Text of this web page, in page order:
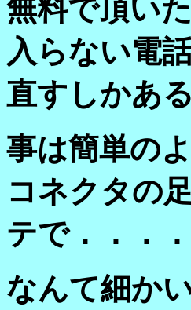
無料で頂い
入らない電
直すしかあ
事は簡単の
コネクタの
テで．．．．
なんて細か